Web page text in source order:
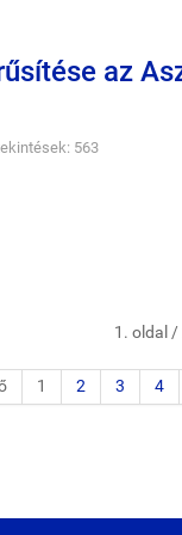
az
563
1. oldal /
1 2 3 4